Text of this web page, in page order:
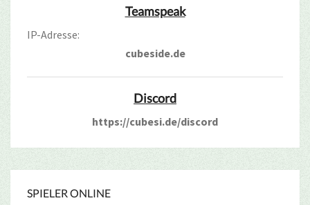
Teamspeak
IP-Adresse:
cubeside.de
Discord
https://cubesi.de/discord
SPIELER ONLINE